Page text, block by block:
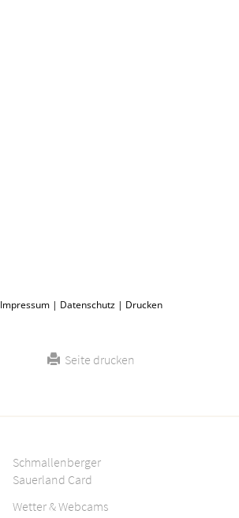
Impressum | Datenschutz | Drucken
Seite drucken
Schmallenberger
Sauerland Card
Wetter & Webcams